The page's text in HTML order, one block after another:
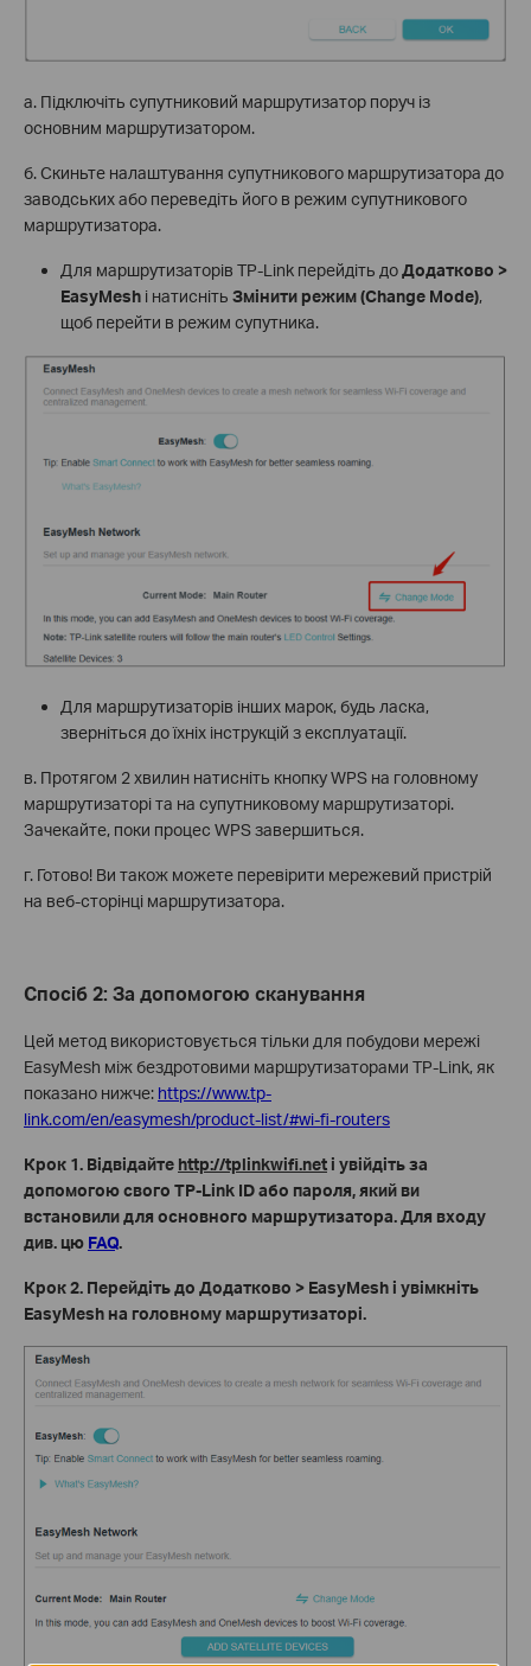
а. Підключіть супутниковий маршрутизатор поруч із
основним маршрутизатором.
б. Скиньте налаштування супутникового маршрутизатора до
заводських або переведіть його в режим супутникового
маршрутизатора.
Для маршрутизаторів TP-Link перейдіть доДодатково >
EasyMeshі натисніть Змінити режим (Change Mode),
щоб перейти в режим супутника.
Для маршрутизаторів інших марок, будь ласка,
зверніться до їхніх інструкцій з експлуатації.
в. Протягом 2 хвилин натисніть кнопку WPS на головному
маршрутизаторі та на супутниковому маршрутизаторі.
Зачекайте, поки процес WPS завершиться.
г. Готово! Ви також можете перевірити мережевий пристрій
на веб-сторінці маршрутизатора.
Спосіб 2: За допомогою сканування
Цей метод використовується тільки для побудови мережі
EasyMesh між бездротовими маршрутизаторами TP-Link, як
показано нижче: https://www.tp-
link.com/en/easymesh/product-list/#wi-fi-routers
Крок 1. Відвідайте http://tplinkwifi.net і увійдіть за
допомогою свого TP-Link ID або пароля, який ви
встановили для основного маршрутизатора. Для входу
див. цю FAQ.
Крок2. Перейдіть до Додатково > EasyMesh і увімкніть
EasyMesh на головному маршрутизаторі.